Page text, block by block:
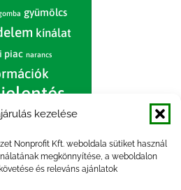
kezelése
Nonprofit Kft. weboldala sütiket használ
megkönnyítése, a weboldalon
és releváns ajánlatok
gyümölcs
kínálat
piac narancs
vágóbárány